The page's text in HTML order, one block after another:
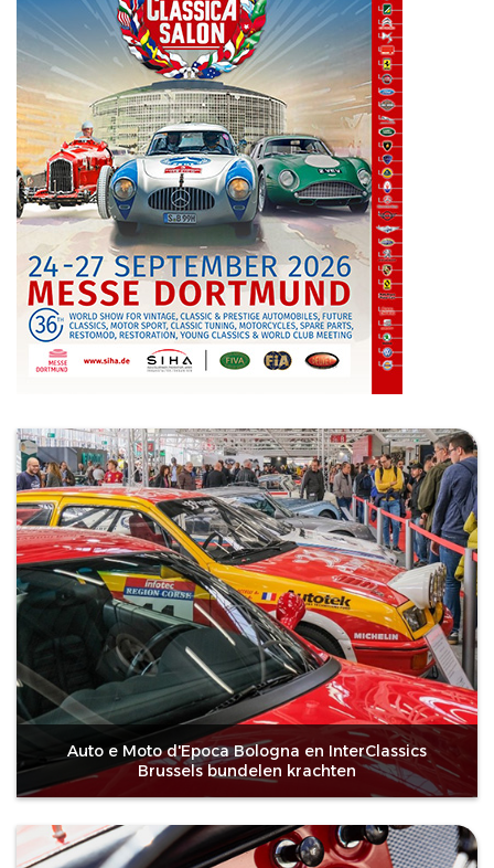
Auto e Moto d'Epoca Bologna en InterClassics
Brussels bundelen krachten